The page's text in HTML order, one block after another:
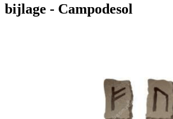
bijlage - Campodesol